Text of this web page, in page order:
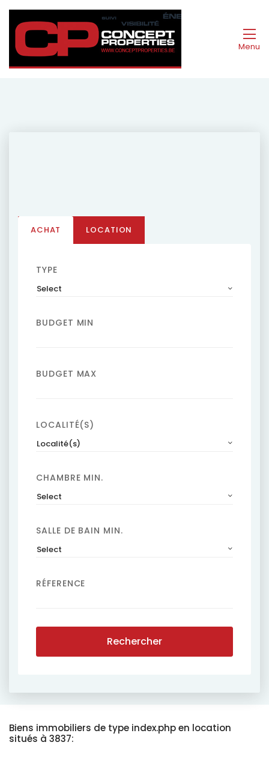
Menu
ACHAT LOCATION
TYPE
Select
BUDGET MIN
BUDGET MAX
LOCALITÉ(S)
Localité(s)
CHAMBRE MIN.
Select
SALLE DE BAIN MIN.
Select
RÉFERENCE
Rechercher
Biens immobiliers de type index.php en location
situés à 3837: